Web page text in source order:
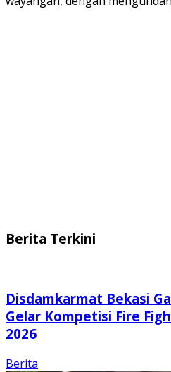
Berita Terkini
Disdamkarmat Bekasi
Gelar Kompetisi Fire
2026
Berita